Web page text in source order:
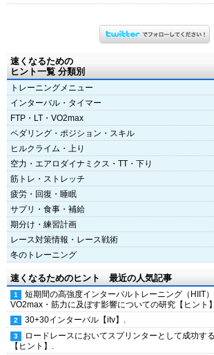
速くなるための
ヒント一覧 分類別
トレーニングメニュー
インターバル・タイマー
FTP・LT・VO2max
ペダリング・ポジション・スキル
ヒルクライム・上り
空力・エアロダイナミクス・TT・下り
筋トレ・ストレッチ
疲労・回復・睡眠
サプリ・食事・補給
期分け・練習計画
レース対策情報・レース戦術
冬のトレーニング
速くなるためのヒント 最近の人気記事
短期間の高強度インターバルトレーニング（HIIT
VO2max・筋力に及ぼす影響についての研究【ヒント】.
30+30インターバル【itv】.
ロードレースにおいてスプリンターとして成功す
【ヒント】.